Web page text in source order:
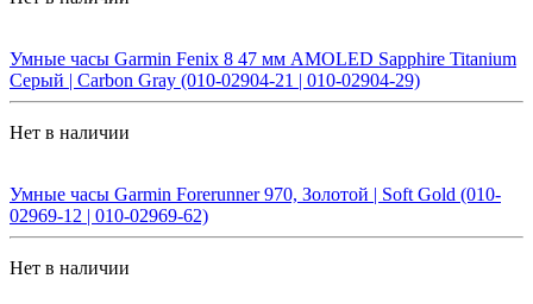
Умные часы Garmin Fenix 8 47 мм AMOLED Sapphire Titanium
Серый | Carbon Gray (010-02904-21 | 010-02904-29)
Нет в наличии
Умные часы Garmin Forerunner 970, Золотой | Soft Gold (010-
02969-12 | 010-02969-62)
Нет в наличии